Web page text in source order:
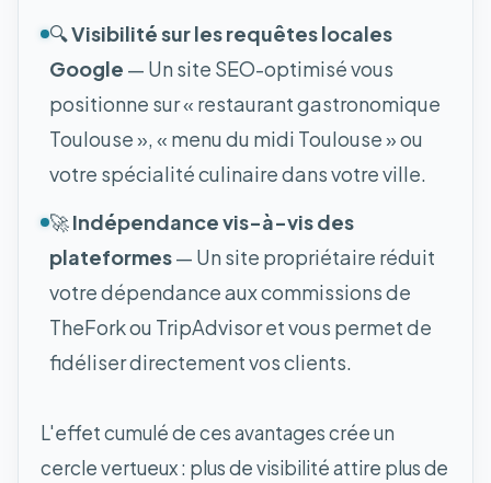
🔍Visibilité sur les requêtes locales
Google — Un site SEO-optimisé vous
positionne sur « restaurant gastronomique
Toulouse », « menu du midi Toulouse » ou
votre spécialité culinaire dans votre ville.
🚀Indépendance vis-à-vis des
plateformes— Un site propriétaire réduit
votre dépendance aux commissions de
TheFork ou TripAdvisor et vous permet de
fidéliser directement vos clients.
L'effet cumulé de ces avantages crée un
cercle vertueux : plus de visibilité attire plus de